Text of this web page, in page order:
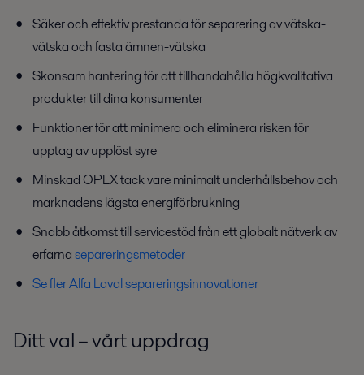
Säker och effektiv prestanda för separering av vätska-
vätska och fasta ämnen-vätska
Skonsam hantering för att tillhandahålla högkvalitativa
produkter till dina konsumenter
Funktioner för att minimera och eliminera risken för
upptag av upplöst syre
Minskad OPEX tack vare minimalt underhållsbehov och
marknadens lägsta energiförbrukning
Snabb åtkomst till servicestöd från ett globalt nätverk av
erfarnasepareringsmetoder
Se fler Alfa Laval separeringsinnovationer
Ditt val – vårt uppdrag